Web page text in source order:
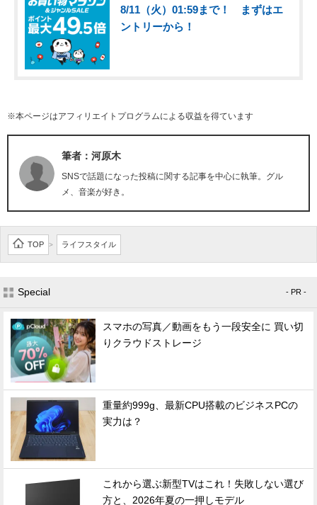
8/11（火）01:59まで！ まずはエ
ントリーから！
※本ページはアフィリエイトプログラムによる収益を得ています
筆者：河原木
SNSで話題になった投稿に関する記事を中心に執筆。グル
メ、音楽が好き。
TOP > ライフスタイル
Special - PR -
スマホの写真／動画をもう一段安全に 買い切
りクラウドストレージ
重量約999g、最新CPU搭載のビジネスPCの
実力は？
これから選ぶ新型TVはこれ！失敗しない選び
方と、2026年夏の一押しモデル